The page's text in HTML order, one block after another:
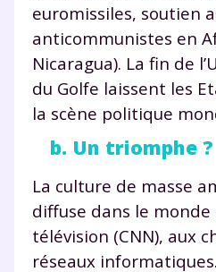
euromissiles, soutien
anticommunistes en
Nicaragua). La fin de
du Golfe laissent les
la scène politique
b. Un triomphe ?
La culture de masse
diffuse dans le
télévision (CNN), aux
réseaux
Envie de
et de
année